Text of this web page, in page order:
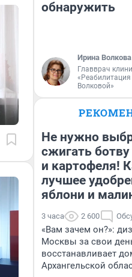
обнаружить
Ирина Волкова
Главврач
«Реабилитация
Волковой»
Не нужно
сжигать
и картофеля!
лучшее
яблони и
3 часа 2 600
«Вам зачем он?»:
Москвы за свои
восстанавливает
Архангельской